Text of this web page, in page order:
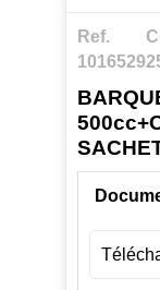
Ref.
1016529